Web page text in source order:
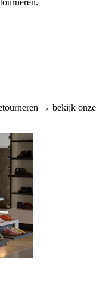
→ bekijk onze